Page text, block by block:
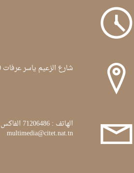
شارع الزعيم ياسر عرفات 1080 تونس
الهاتف : 71206486 الفاكس : 71772132
multimedia@citet.nat.tn